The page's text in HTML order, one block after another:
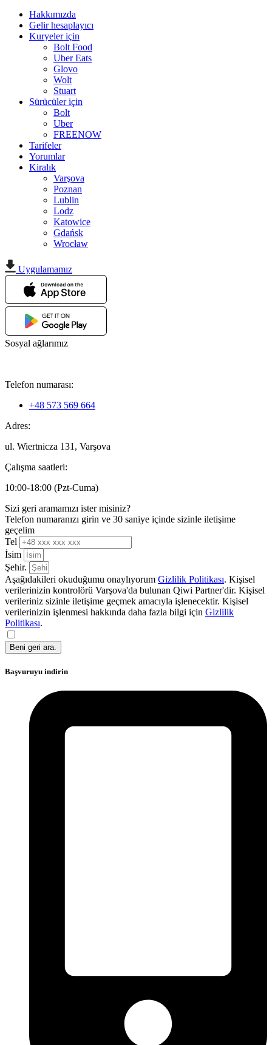
Hakkımızda
Gelir hesaplayıcı
Kuryeler için
Bolt Food
Uber Eats
Glovo
Wolt
Stuart
Sürücüler için
Bolt
Uber
FREENOW
Tarifeler
Yorumlar
Kiralık
Varşova
Poznan
Lublin
Lodz
Katowice
Gdańsk
Wrocław
Uygulamamız
Sosyal ağlarımız
Telefon numarası:
+48 573 569 664
Adres:
ul. Wiertnicza 131, Varşova
Çalışma saatleri:
10:00-18:00 (Pzt-Cuma)
Sizi geri aramamızı ister misiniz?
Telefon numaranızı girin ve 30 saniye içinde sizinle iletişime
geçelim
Tel
İsim
Şehir.
Aşağıdakileri okuduğumu onaylıyorum Gizlilik Politikası. Kişisel
verilerinizin kontrolörü Varşova'da bulunan Qiwi Partner'dir. Kişisel
verileriniz sizinle iletişime geçmek amacıyla işlenecektir. Kişisel
verilerinizin işlenmesi hakkında daha fazla bilgi için Gizlilik
Politikası.
Beni geri ara.
Başvuruyu indirin